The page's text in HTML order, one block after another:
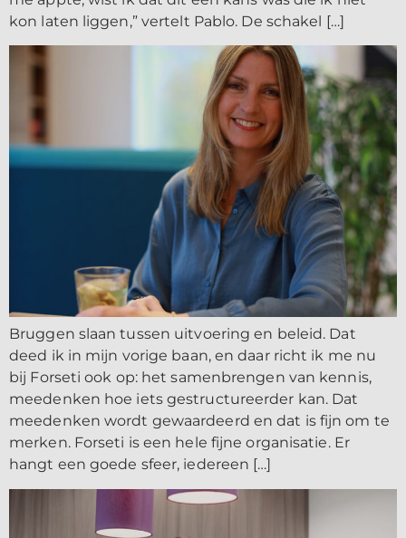
kon laten liggen,” vertelt Pablo. De schakel […]
Bruggen slaan tussen uitvoering en beleid. Dat
deed ik in mijn vorige baan, en daar richt ik me nu
bij Forseti ook op: het samenbrengen van kennis,
meedenken hoe iets gestructureerder kan. Dat
meedenken wordt gewaardeerd en dat is fijn om te
merken. Forseti is een hele fijne organisatie. Er
hangt een goede sfeer, iedereen […]